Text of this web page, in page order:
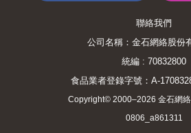
聯絡我們
公司名稱：金石網絡股份
統編 : 70832800
食品業者登錄字號：A-
Copyright© 2000–2026 金石網
0806_a861311